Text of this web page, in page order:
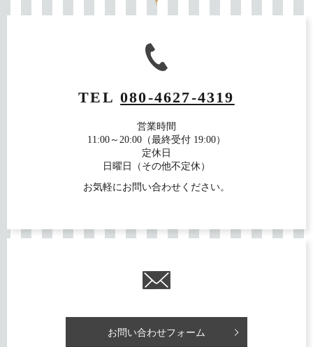
TEL080-4627-4319
営業時間
11:00～20:00（最終受付 19:00）
定休日
日曜日（その他不定休）
お気軽にお問い合わせください。
お問い合わせフォーム